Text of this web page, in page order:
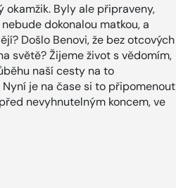
okamžik. Byly ale připraveny,
dokonalou matkou, a
Došlo Benovi, že bez otcových
světě? Žijeme život s vědomím,
naší cesty na to
je na čase si to připomenout
nevyhnutelným koncem, ve